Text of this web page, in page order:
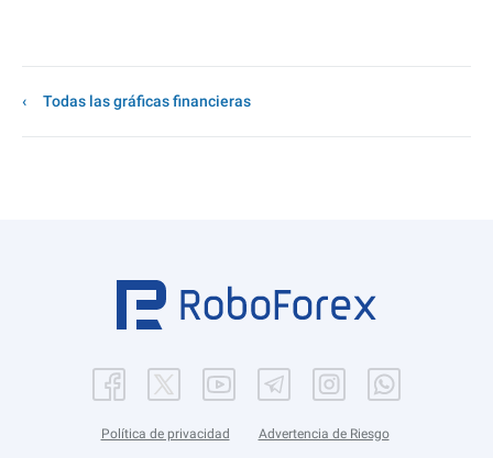
Todas las gráficas financieras
Política de privacidad Advertencia de Riesgo